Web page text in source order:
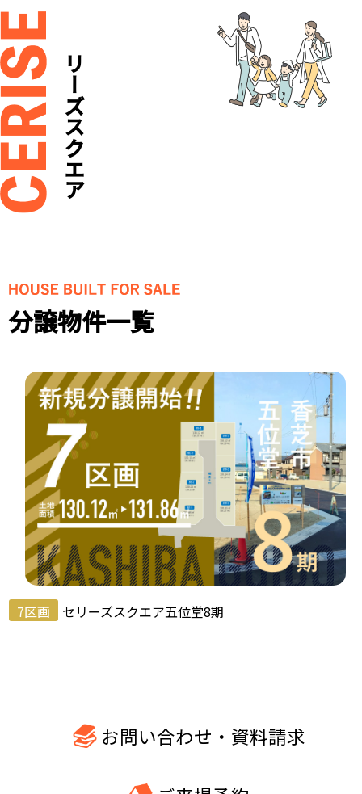
セリーズスクエア
分譲物件一覧
7区画 セリーズスクエア五位堂8期
お問い合わせ・資料請求